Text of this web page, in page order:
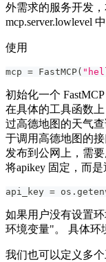
外需求的服务开发
mcp.server.lowlevel 中
使用
mcp = FastMCP(
初始化一个
在具体的工具函数
过高德地图的天气
于调用高德地图的
发布到公网上，需
将apikey 固定，而是
api_key = os .
如果用户没有设置
环境变量"。 具体环
我们也可以定义多